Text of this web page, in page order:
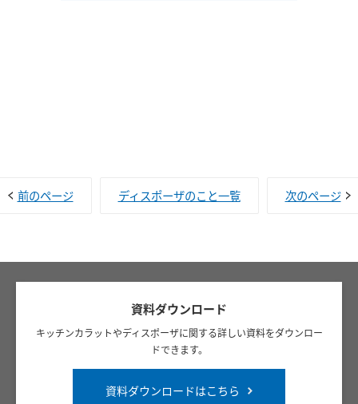
前のページ ディスポーザのこと一覧 次のページ
資料ダウンロード
キッチンカラットやディスポーザに関する詳しい資料をダウンロー
ドできます。
資料ダウンロードはこちら